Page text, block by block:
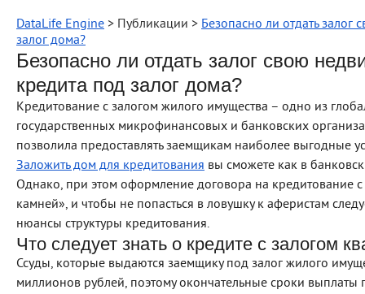
DataLife Engine > Публикации > Безопасно ли отдать
залог дома?
Безопасно ли отдать залог свою
кредита под залог дома?
Кредитование с залогом жилого имущества – одно из
государственных микрофинансовых и банковских
позволила предоставлять заемщикам наиболее выгодные
Заложить дом для кредитования вы сможете как в
Однако, при этом оформление договора на кредитование
камней», и чтобы не попасться в ловушку к аферистам
нюансы структуры кредитования.
Что следует знать о кредите с залогом
Ссуды, которые выдаются заемщику под залог жилого
миллионов рублей, поэтому окончательные сроки выплаты